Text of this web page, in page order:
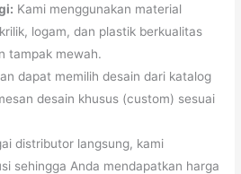
Kami menggunakan material
logam, dan plastik berkualitas
tampak mewah.
dapat memilih desain dari katalog
desain khusus (custom) sesuai
distributor langsung, kami
sehingga Anda mendapatkan harga